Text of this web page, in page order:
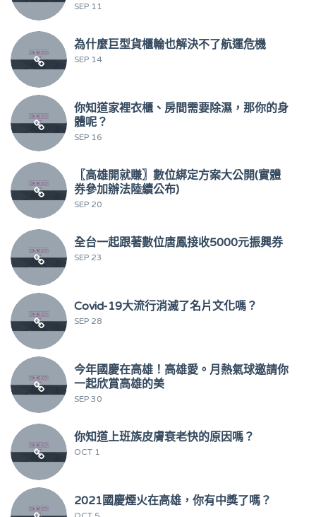
SEP 11
為什麼巨型貨櫃輪也解決不了航運危機
SEP 14
你知道家裡衣櫃、房間需要除濕，那你的身
體呢？
SEP 16
〖高雄開就賺〗數位綁定方案大公開(實體
券參加辦法陸續公布)
SEP 20
全台一起跟著數位唐鳳接收5000元振興券
SEP 23
Covid-19大流行消滅了名片文化嗎？
SEP 28
今年國慶在高雄！高雄愛。月熱氣球邀請你
一起欣賞高雄的美
SEP 30
你知道上班族皮膚衰老快的原因嗎？
OCT 1
2021國慶煙火在高雄，你有中獎了嗎？